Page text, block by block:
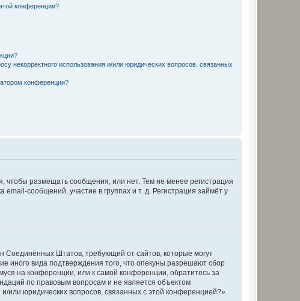
конференции?
некорректного использования и/или юридических вопросов, связанных
конференции?
чтобы размещать сообщения, или нет. Тем не менее регистрация
сообщений, участие в группах и т. д. Регистрация займёт у
Соединённых Штатов, требующий от сайтов, которые могут
иного вида подтверждения того, что опекуны разрешают сбор
на конференции, или к самой конференции, обратитесь за
по правовым вопросам и не является объектом
или юридических вопросов, связанных с этой конференцией?».